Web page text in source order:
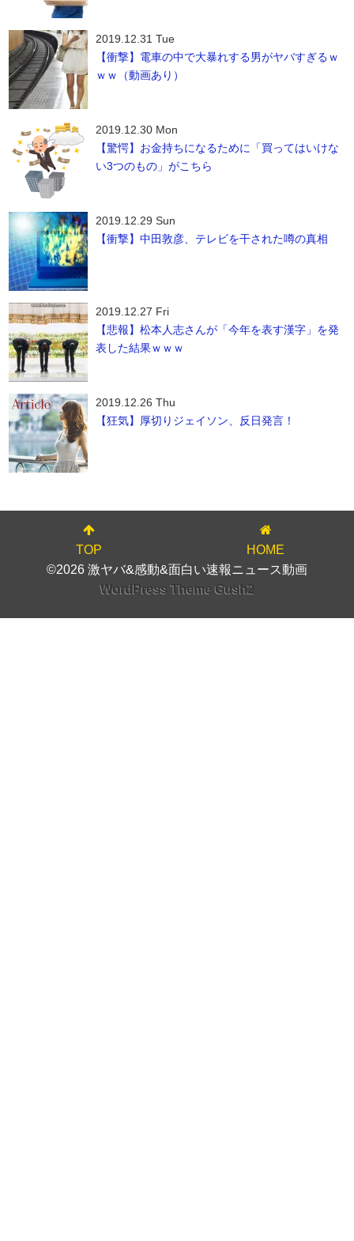
2019.12.31 Tue
【衝撃】電車の中で大暴れする男がヤバすぎるｗ
ｗｗ（動画あり）
2019.12.30 Mon
【驚愕】お金持ちになるために「買ってはいけな
い3つのもの」がこちら
2019.12.29 Sun
【衝撃】中田敦彦、テレビを干された噂の真相
2019.12.27 Fri
【悲報】松本人志さんが「今年を表す漢字」を発
表した結果ｗｗｗ
2019.12.26 Thu
【狂気】厚切りジェイソン、反日発言！
TOP
HOME
©2026 激ヤバ&感動&面白い速報ニュース動画
WordPress Theme Gush2